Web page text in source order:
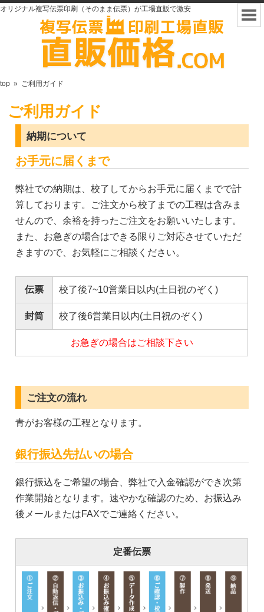
オリジナル複写伝票印刷（そのまま伝票）が工場直販で激安
top » ご利用ガイド
ご利用ガイド
納期について
お手元に届くまで
弊社での納期は、校了してからお手元に届くまでで計
算しております。ご注文から校了までの工程は含みま
せんので、余裕を持ったご注文をお願いいたします。
また、お急ぎの場合はできる限りご対応させていただ
きますので、お気軽にご相談ください。
伝票 校了後7~10営業日以内(土日祝のぞく)
封筒 校了後6営業日以内(土日祝のぞく)
お急ぎの場合はご相談下さい
ご注文の流れ
青がお客様の工程となります。
銀行振込先払いの場合
銀行振込をご希望の場合、弊社で入金確認ができ次第
作業開始となります。速やかな確認のため、お振込み
後メールまたはFAXでご連絡ください。
定番伝票